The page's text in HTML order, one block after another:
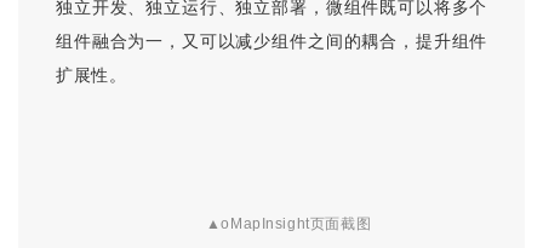
独立开发、独立运行、独立部署，微组件既可以将多个
组件融合为一，又可以减少组件之间的耦合，提升组件
扩展性。